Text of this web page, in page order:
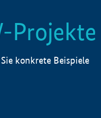
Projekte
konkrete Beispiele